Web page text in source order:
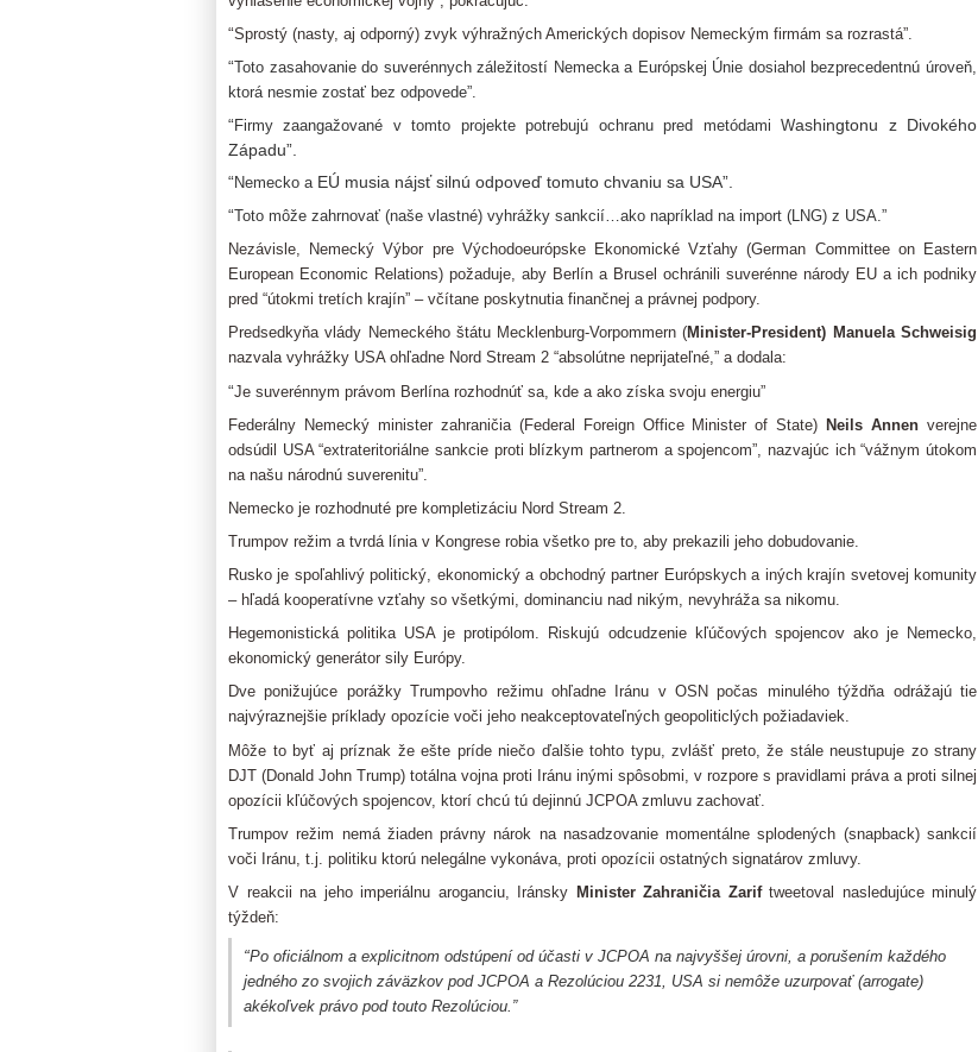
“Sprostý (nasty, aj odporný) zvyk výhražných Amerických dopisov Nemeckým firmám sa rozrastá”.
“Toto zasahovanie do suverénnych záležitostí Nemecka a Európskej Únie dosiahol bezprecedentnú úroveň,
ktorá nesmie zostať bez odpovede”.
“ Firmy zaangažované v tomto projekte potrebujú ochranu pred metódami Washingtonu z Divokého
Západu”.
“ Nemecko a EÚ musia nájsť silnú odpoveď tomuto chvaniu sa USA”.
“Toto môže zahrnovať (naše vlastné) vyhrážky sankcií…ako napríklad na import (LNG) z USA.”
Nezávisle, Nemecký Výbor pre Východoeurópske Ekonomické Vzťahy (German Committee on Eastern
European Economic Relations) požaduje, aby Berlín a Brusel ochránili suverénne národy EU a ich podniky
pred “útokmi tretích krajín” – včítane poskytnutia finančnej a právnej podpory.
Predsedkyňa vlády Nemeckého štátu Mecklenburg-Vorpommern (Minister-President) Manuela Schweisig
nazvala vyhrážky USA ohľadne Nord Stream 2 “absolútne neprijateľné,” a dodala:
“Je suverénnym právom Berlína rozhodnúť sa, kde a ako získa svoju energiu”
Federálny Nemecký minister zahraničia (Federal Foreign Office Minister of State) Neils Annen verejne
odsúdil USA “extrateritoriálne sankcie proti blízkym partnerom a spojencom”, nazvajúc ich “vážnym útokom
na našu národnú suverenitu”.
Nemecko je rozhodnuté pre kompletizáciu Nord Stream 2.
Trumpov režim a tvrdá línia v Kongrese robia všetko pre to, aby prekazili jeho dobudovanie.
Rusko je spoľahlivý politický, ekonomický a obchodný partner Európskych a iných krajín svetovej komunity
– hľadá kooperatívne vzťahy so všetkými, dominanciu nad nikým, nevyhráža sa nikomu.
Hegemonistická politika USA je protipólom. Riskujú odcudzenie kľúčových spojencov ako je Nemecko,
ekonomický generátor sily Európy.
Dve ponižujúce porážky Trumpovho režimu ohľadne Iránu v OSN počas minulého týždňa odrážajú tie
najvýraznejšie príklady opozície voči jeho neakceptovateľných geopoliticlých požiadaviek.
Môže to byť aj príznak že ešte príde niečo ďalšie tohto typu, zvlášť preto, že stále neustupuje zo strany
DJT (Donald John Trump) totálna vojna proti Iránu inými spôsobmi, v rozpore s pravidlami práva a proti silnej
opozícii kľúčových spojencov, ktorí chcú tú dejinnú JCPOA zmluvu zachovať.
Trumpov režim nemá žiaden právny nárok na nasadzovanie momentálne splodených (snapback) sankcií
voči Iránu, t.j. politiku ktorú nelegálne vykonáva, proti opozícii ostatných signatárov zmluvy.
V reakcii na jeho imperiálnu aroganciu, Iránsky Minister Zahraničia Zarif tweetoval nasledujúce minulý
týždeň:
“Po oficiálnom a explicitnom odstúpení od účasti v JCPOA na najvyššej úrovni, a porušením každého
jedného zo svojich záväzkov pod JCPOA a Rezolúciou 2231, USA si nemôže uzurpovať (arrogate)
akékoľvek právo pod touto Rezolúciou.”